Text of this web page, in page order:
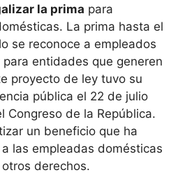
la prima para
La prima hasta el
se reconoce a empleados
entidades que generen
proyecto de ley tuvo su
pública el 22 de julio
Congreso de la República.
un beneficio que ha
las empleadas domésticas
derechos.